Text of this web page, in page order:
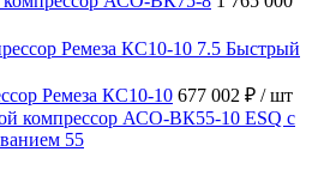
Быстрый
Ремеза КС10-10 677 002 ₽ / шт